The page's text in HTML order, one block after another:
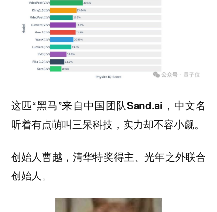
这匹“黑马”来自中国团队Sand.ai ，中文名
听着有点萌叫三呆科技 ，实力却不容小觑。
创始人曹越 ，清华特奖得主、光年之外联合
创始人。